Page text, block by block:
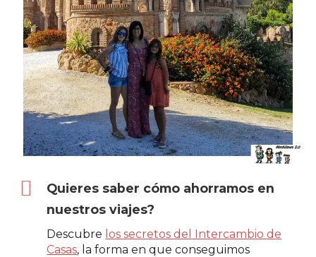
Quieres saber cómo ahorramos en
nuestros viajes?
Descubre los secretos del Intercambio de
Casas, la forma en que conseguimos